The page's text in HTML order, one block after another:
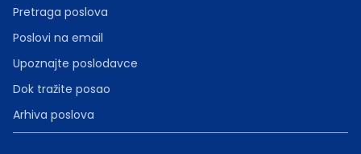
Pretraga poslova
Poslovi na email
Upoznajte poslodavce
Dok tražite posao
Arhiva poslova